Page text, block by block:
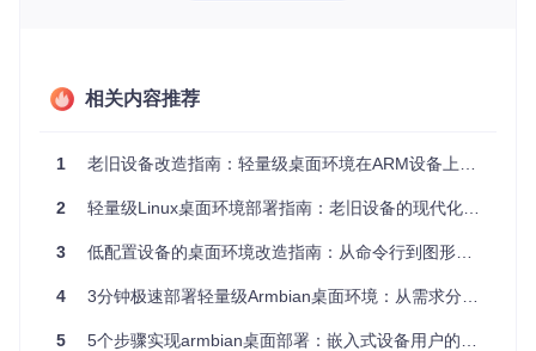
理由：4GB内存可充分发挥XFCE的功能优势
☆
理由：1GB内存建议优先选择LXDE，XFCE可能出现卡顿
理由：高性能芯片可流畅运行任何轻量级环境
⚠️警告：低于1GB内存的设备不建议部署图形界面，可能导致
系统不稳定
相关内容推荐
1 老旧设备改造指南：轻量级桌面环境在ARM设备上的优化部署方案
2 轻量级Linux桌面环境部署指南：老旧设备的现代化焕新方案
3 低配置设备的桌面环境改造指南：从命令行到图形化的高效转型方案
4 3分钟极速部署轻量级Armbian桌面环境：从需求分析到场景落地全指南
5 5个步骤实现armbian桌面部署：嵌入式设备用户的轻量级GUI配置指南